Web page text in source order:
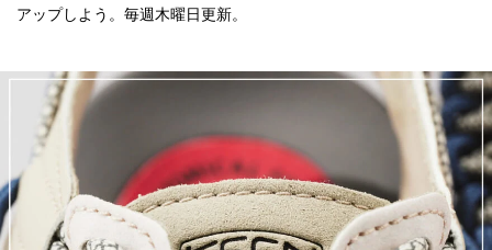
アップしよう。毎週木曜日更新。